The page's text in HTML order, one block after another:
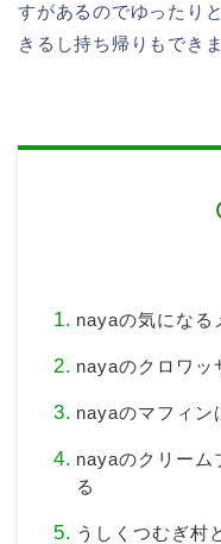
すがあるのでゆったり
きるし持ち帰りもできま
nayaの気になる
nayaのクロワッ
nayaのマフィン
nayaのクリーム
る
うしくつむぎ村